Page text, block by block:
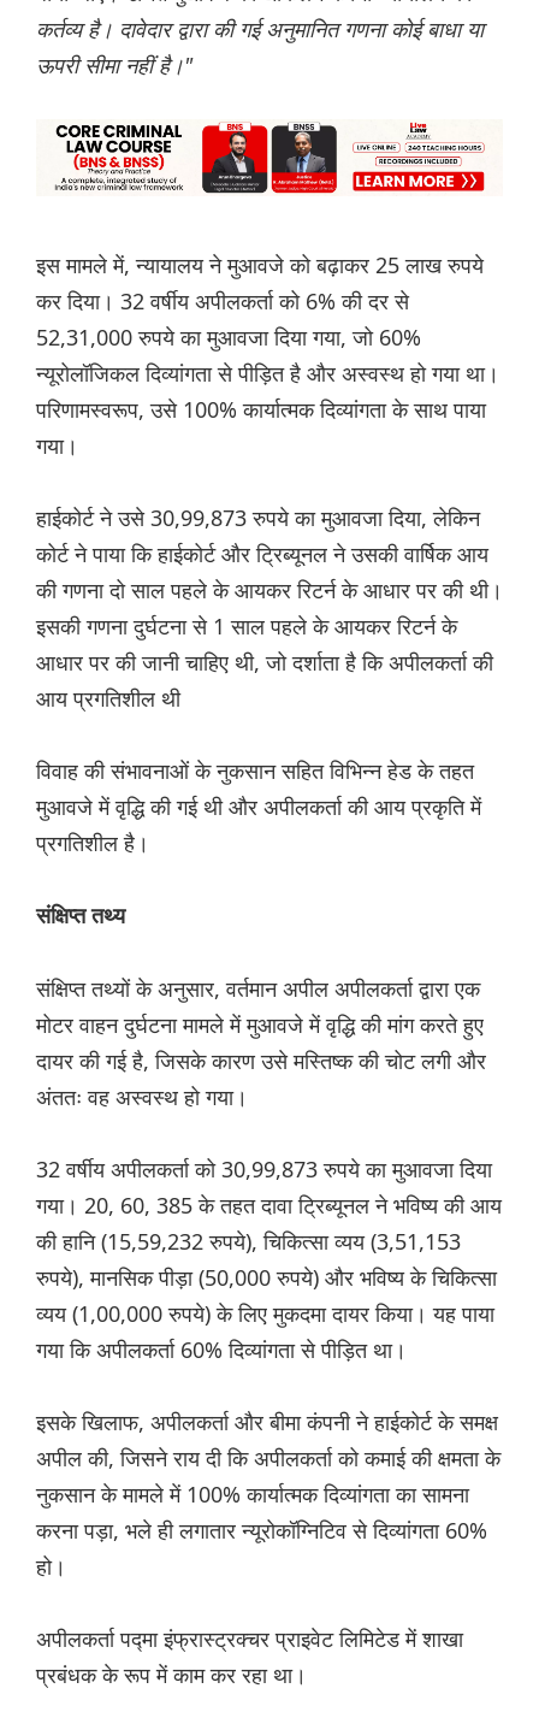
कर्तव्य है। दावेदार द्वारा की गई अनुमानित गणना कोई बाधा या
ऊपरी सीमा नहीं है।"
इस मामले में, न्यायालय ने मुआवजे को बढ़ाकर 25 लाख रुपये
कर दिया। 32 वर्षीय अपीलकर्ता को 6% की दर से
52,31,000 रुपये का मुआवजा दिया गया, जो 60%
न्यूरोलॉजिकल दिव्यांगता से पीड़ित है और अस्वस्थ हो गया था।
परिणामस्वरूप, उसे 100% कार्यात्मक दिव्यांगता के साथ पाया
गया।
हाईकोर्ट ने उसे 30,99,873 रुपये का मुआवजा दिया, लेकिन
कोर्ट ने पाया कि हाईकोर्ट और ट्रिब्यूनल ने उसकी वार्षिक आय
की गणना दो साल पहले के आयकर रिटर्न के आधार पर की थी।
इसकी गणना दुर्घटना से 1 साल पहले के आयकर रिटर्न के
आधार पर की जानी चाहिए थी, जो दर्शाता है कि अपीलकर्ता की
आय प्रगतिशील थी
विवाह की संभावनाओं के नुकसान सहित विभिन्न हेड के तहत
मुआवजे में वृद्धि की गई थी और अपीलकर्ता की आय प्रकृति में
प्रगतिशील है।
संक्षिप्त तथ्य
संक्षिप्त तथ्यों के अनुसार, वर्तमान अपील अपीलकर्ता द्वारा एक
मोटर वाहन दुर्घटना मामले में मुआवजे में वृद्धि की मांग करते हुए
दायर की गई है, जिसके कारण उसे मस्तिष्क की चोट लगी और
अंततः वह अस्वस्थ हो गया।
32 वर्षीय अपीलकर्ता को 30,99,873 रुपये का मुआवजा दिया
गया। 20, 60, 385 के तहत दावा ट्रिब्यूनल ने भविष्य की आय
की हानि (15,59,232 रुपये), चिकित्सा व्यय (3,51,153
रुपये), मानसिक पीड़ा (50,000 रुपये) और भविष्य के चिकित्सा
व्यय (1,00,000 रुपये) के लिए मुकदमा दायर किया। यह पाया
गया कि अपीलकर्ता 60% दिव्यांगता से पीड़ित था।
इसके खिलाफ, अपीलकर्ता और बीमा कंपनी ने हाईकोर्ट के समक्ष
अपील की, जिसने राय दी कि अपीलकर्ता को कमाई की क्षमता के
नुकसान के मामले में 100% कार्यात्मक दिव्यांगता का सामना
करना पड़ा, भले ही लगातार न्यूरोकॉग्निटिव से दिव्यांगता 60%
हो।
अपीलकर्ता पद्मा इंफ्रास्ट्रक्चर प्राइवेट लिमिटेड में शाखा
प्रबंधक के रूप में काम कर रहा था।